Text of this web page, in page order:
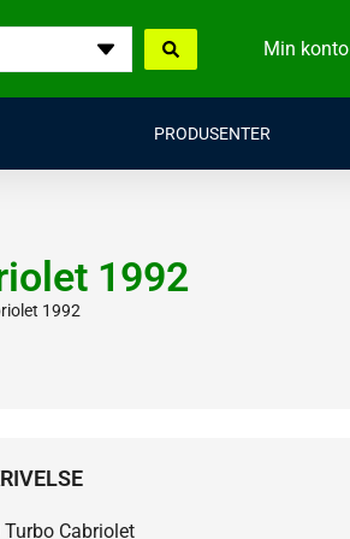
Min konto
PRODUSENTER
1992
1992
Cabriolet